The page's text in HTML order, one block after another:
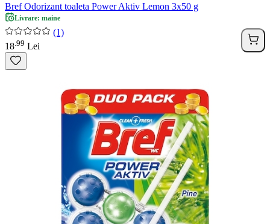
Bref Odorizant toaleta Power Aktiv Lemon 3x50 g
Livrare: maine
(1)
18 99 Lei